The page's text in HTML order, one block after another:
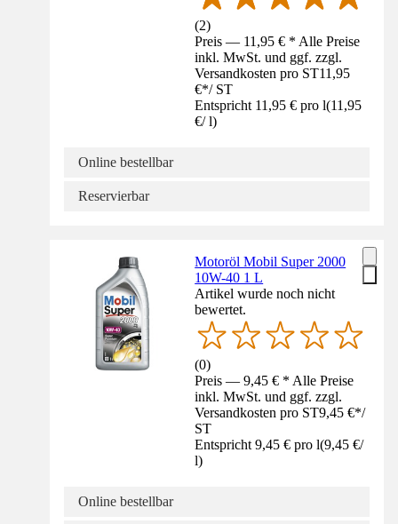
(2)
Preis — 11,95 € * Alle Preise
inkl. MwSt. und ggf. zzgl.
Versandkosten pro ST11,95
€*/ ST
Entspricht 11,95 € pro l(11,95
€/ l)
Online bestellbar
Reservierbar
Motoröl Mobil Super 2000
10W-40 1 L
Artikel wurde noch nicht
bewertet.
(0)
Preis — 9,45 € * Alle Preise
inkl. MwSt. und ggf. zzgl.
Versandkosten pro ST9,45 €*/
ST
Entspricht 9,45 € pro l(9,45 €/
l)
Online bestellbar